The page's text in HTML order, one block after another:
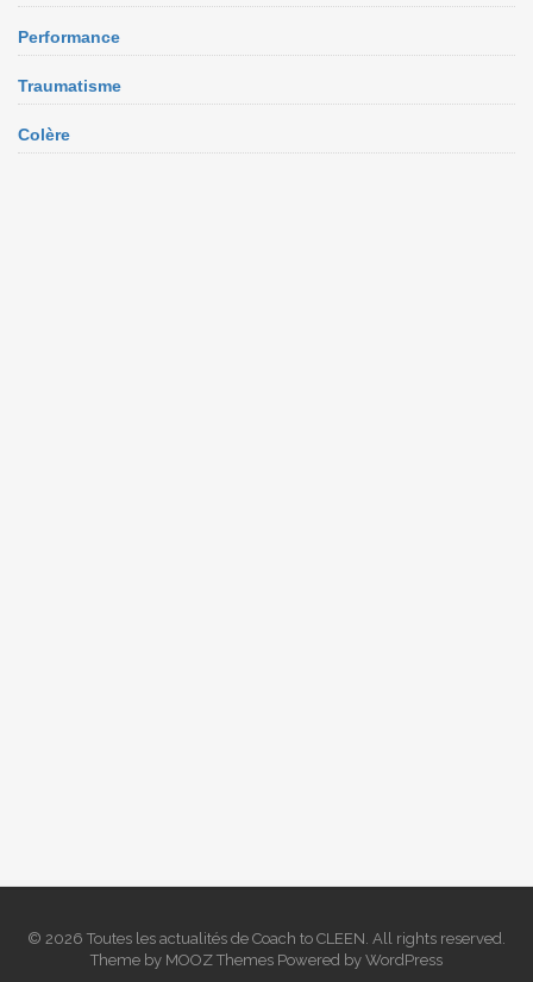
Performance
Traumatisme
Colère
© 2026 Toutes les actualités de Coach to CLEEN. All rights reserved.
Theme by MOOZ Themes Powered by WordPress